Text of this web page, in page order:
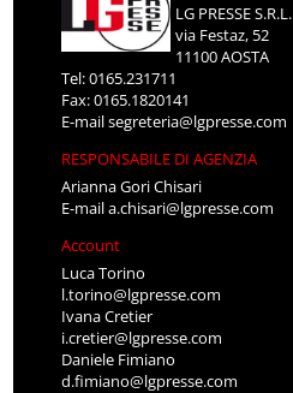
LG PRESSE S.R.L.
via Festaz, 52
11100 AOSTA
Tel: 0165.231711
Fax: 0165.1820141
E-mailsegreteria@lgpresse.com
RESPONSABILE DI AGENZIA
Arianna Gori Chisari
E-maila.chisari@lgpresse.com
Account
Luca Torino
l.torino@lgpresse.com
Ivana Cretier
i.cretier@lgpresse.com
Daniele Fimiano
d.fimiano@lgpresse.com